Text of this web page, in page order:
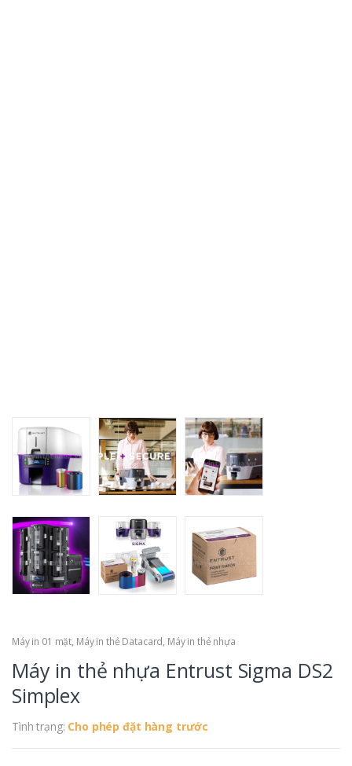
Máy in 01 mặt, Máy in thẻ Datacard, Máy in thẻ nhựa
Máy in thẻ nhựa Entrust Sigma DS2
Simplex
Tình trạng: Cho phép đặt hàng trước